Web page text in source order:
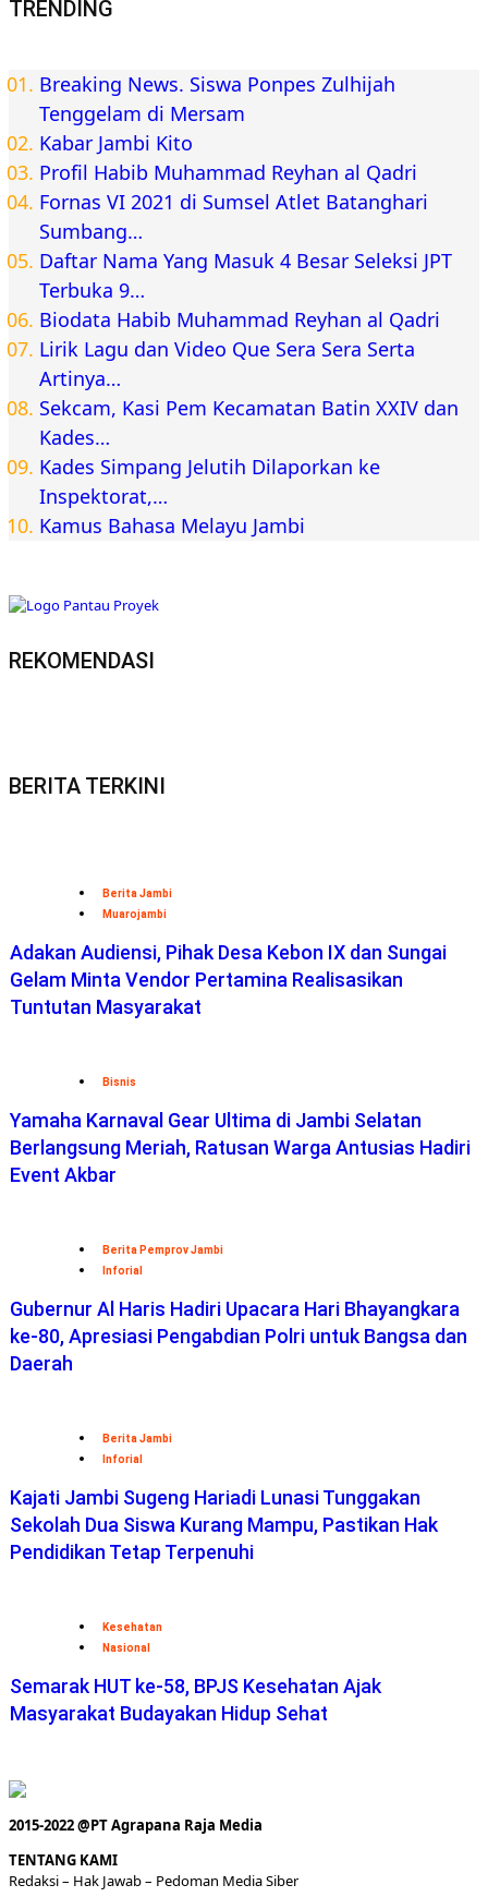
TRENDING
Breaking News. Siswa Ponpes Zulhijah
Tenggelam di Mersam
Kabar Jambi Kito
Profil Habib Muhammad Reyhan al Qadri
Fornas VI 2021 di Sumsel Atlet Batanghari
Sumbang…
Daftar Nama Yang Masuk 4 Besar Seleksi JPT
Terbuka 9…
Biodata Habib Muhammad Reyhan al Qadri
Lirik Lagu dan Video Que Sera Sera Serta
Artinya…
Sekcam, Kasi Pem Kecamatan Batin XXIV dan
Kades…
Kades Simpang Jelutih Dilaporkan ke
Inspektorat,…
Kamus Bahasa Melayu Jambi
REKOMENDASI
BERITA TERKINI
Berita Jambi
Muarojambi
Adakan Audiensi, Pihak Desa Kebon IX dan Sungai
Gelam Minta Vendor Pertamina Realisasikan
Tuntutan Masyarakat
Bisnis
Yamaha Karnaval Gear Ultima di Jambi Selatan
Berlangsung Meriah, Ratusan Warga Antusias Hadiri
Event Akbar
Berita Pemprov Jambi
Inforial
Gubernur Al Haris Hadiri Upacara Hari Bhayangkara
ke-80, Apresiasi Pengabdian Polri untuk Bangsa dan
Daerah
Berita Jambi
Inforial
Kajati Jambi Sugeng Hariadi Lunasi Tunggakan
Sekolah Dua Siswa Kurang Mampu, Pastikan Hak
Pendidikan Tetap Terpenuhi
Kesehatan
Nasional
Semarak HUT ke-58, BPJS Kesehatan Ajak
Masyarakat Budayakan Hidup Sehat
2015-2022 @PT Agrapana Raja Media
TENTANG KAMI
Redaksi– Hak Jawab – Pedoman Media Siber